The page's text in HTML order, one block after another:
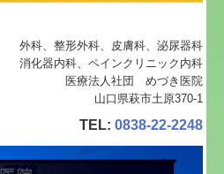
外科、整形外科、皮膚科、泌尿器科
消化器内科、ペインクリニック内科
医療法人社団 めづき医院
山口県萩市土原370-1
TEL: 0838-22-2248